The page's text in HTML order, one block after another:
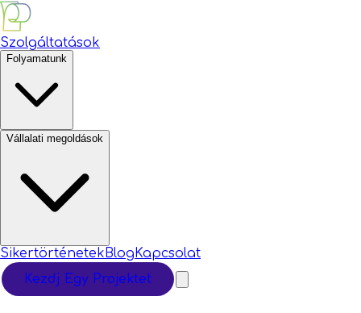
Szolgáltatások
Folyamatunk
Vállalati megoldások
Sikertörténetek BlogKapcsolat
Kezdj Egy Projektet